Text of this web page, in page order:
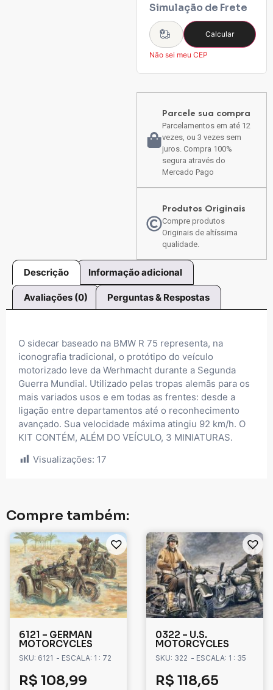
Simulação de Frete
Calcular
Não sei meu CEP
Parcele sua compra
Parcelamentos em até 12
vezes, ou 3 vezes sem
juros. Compra 100%
segura através do
Mercado Pago
Produtos Originais
Compre produtos
Originais de altíssima
qualidade.
Descrição Informação adicional
Avaliações (0) Perguntas & Respostas
O sidecar baseado na BMW R 75 representa, na
iconografia tradicional, o protótipo do veículo
motorizado leve da Werhmacht durante a Segunda
Guerra Mundial. Utilizado pelas tropas alemãs para os
mais variados usos e em todas as frentes: desde a
ligação entre departamentos até o reconhecimento
avançado. Sua velocidade máxima atingiu 92 km/h. O
KIT CONTÉM, ALÉM DO VEÍCULO, 3 MINIATURAS.
Visualizações: 17
Compre também:
6121 – GERMAN
MOTORCYCLES
SKU: 6121 - ESCALA: 1 : 72
R$ 108,99
0322 – U.S.
MOTORCYCLES
SKU: 322 - ESCALA: 1 : 35
R$ 118,65